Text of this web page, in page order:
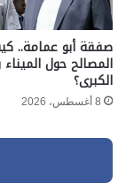
صفقة أبو عمامة..
المصالح حول
الكبرى؟
8 أغسطس، 2026